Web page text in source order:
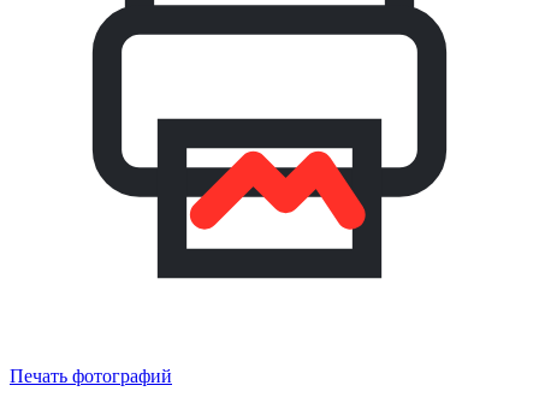
Печать фотографий